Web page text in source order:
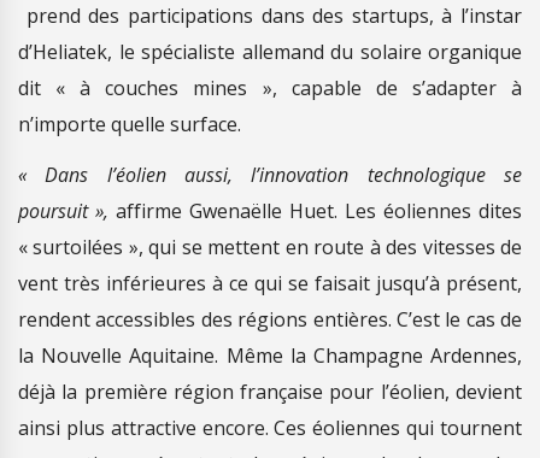
prend des participations dans des startups, à l’instar
d’Heliatek, le spécialiste allemand du solaire organique
dit « à couches mines », capable de s’adapter à
n’importe quelle surface.
« Dans l’éolien aussi, l’innovation technologique se
poursuit », affirme Gwenaëlle Huet. Les éoliennes dites
« surtoilées », qui se mettent en route à des vitesses de
vent très inférieures à ce qui se faisait jusqu’à présent,
rendent accessibles des régions entières. C’est le cas de
la Nouvelle Aquitaine. Même la Champagne Ardennes,
déjà la première région française pour l’éolien, devient
ainsi plus attractive encore. Ces éoliennes qui tournent